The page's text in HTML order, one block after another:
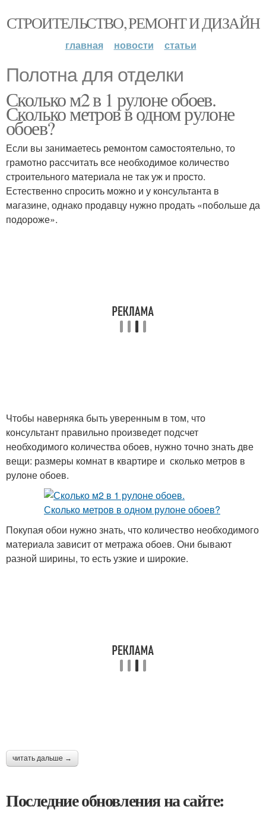
СТРОИТЕЛЬСТВО, РЕМОНТ И ДИЗАЙН
главная новости статьи
Полотна для отделки
Сколько м2 в 1 рулоне обоев.
Сколько метров в одном рулоне
обоев?
Если вы занимаетесь ремонтом самостоятельно, то
грамотно рассчитать все необходимое количество
строительного материала не так уж и просто.
Естественно спросить можно и у консультанта в
магазине, однако продавцу нужно продать «побольше да
подороже».
Чтобы наверняка быть уверенным в том, что
консультант правильно произведет подсчет
необходимого количества обоев, нужно точно знать две
вещи: размеры комнат в квартире и сколько метров в
рулоне обоев.
Покупая обои нужно знать, что количество необходимого
материала зависит от метража обоев. Они бывают
разной ширины, то есть узкие и широкие.
читать дальше →
Последние обновления на сайте: